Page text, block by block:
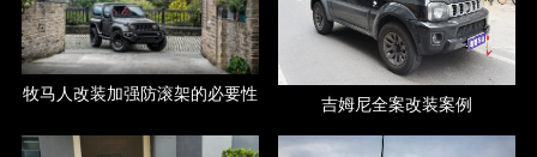
牧马人改装加强防滚架的必要性
吉姆尼全案改装案例